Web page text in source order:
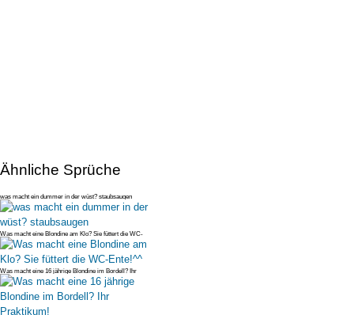
Ähnliche Sprüche
was macht ein dummer in der wüst? staubsaugen
Was macht eine Blondine am Klo? Sie füttert die WC-
Ente!^^
Was macht eine 16 jährige Blondine im Bordell? Ihr
Praktikum!